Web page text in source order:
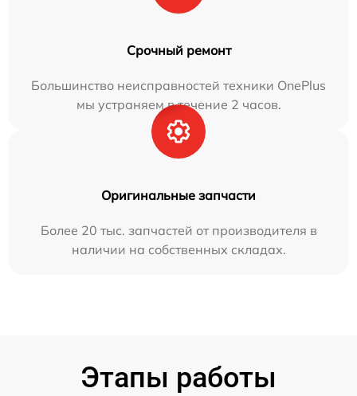
Срочный ремонт
Большинство неисправностей техники OnePlus
мы устраняем в течение 2 часов.
Оригинальные запчасти
Более 20 тыс. запчастей от производителя в
наличии на собственных складах.
Этапы работы